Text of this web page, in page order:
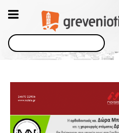
Αναζήτηση